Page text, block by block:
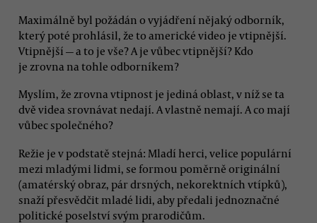
Maximálně byl požádán o vyjádření nějaký odborník,
který poté prohlásil, že to americké video je vtipnější.
Vtipnější — a to je vše? A je vůbec vtipnější? Kdo
je zrovna na tohle odborníkem?
Myslím, že zrovna vtipnost je jediná oblast, v níž se ta
dvě videa srovnávat nedají. A vlastně nemají. A co mají
vůbec společného?
Režie je v podstatě stejná: Mladí herci, velice populární
mezi mladými lidmi, se formou poměrně originální
(amatérský obraz, pár drsných, nekorektních vtípků),
snaží přesvědčit mladé lidi, aby předali jednoznačné
politické poselství svým prarodičům.